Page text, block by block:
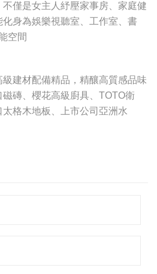
僅是女主人紓壓家事房、家庭健
化身為娛樂視聽室、工作室、書
空間
建材配備精品，精釀高質感品味
磚、櫻花高級廚具、TOTO衛
格木地板、上市公司亞洲水